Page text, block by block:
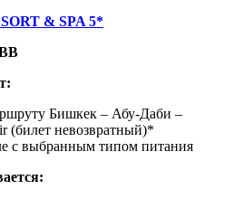
& SPA 5*
Бишкек – Абу-Даби –
(билет невозвратный)*
с выбранным типом питания